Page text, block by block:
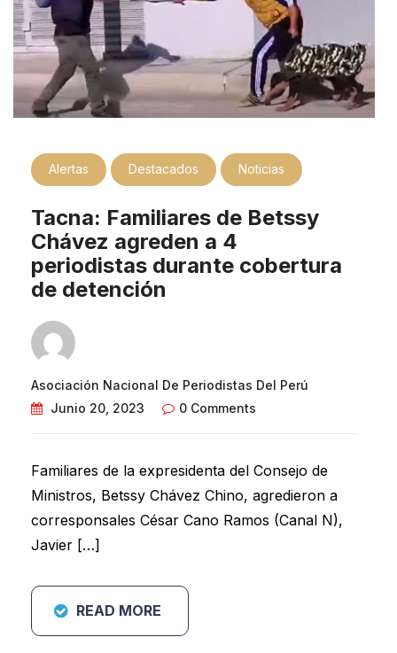
Alertas Destacados Noticias
Tacna: Familiares de Betssy
Chávez agreden a 4
periodistas durante cobertura
de detención
Asociación Nacional De Periodistas Del Perú
Junio 20, 2023
0 Comments
Familiares de la expresidenta del Consejo de
Ministros, Betssy Chávez Chino, agredieron a
corresponsales César Cano Ramos (Canal N),
Javier […]
READ MORE